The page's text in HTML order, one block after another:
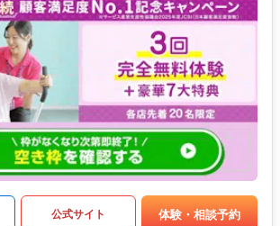
公式サイト 体験・相談予約